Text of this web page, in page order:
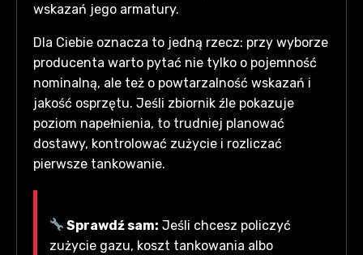
wskazań jego armatury.
Dla Ciebie oznacza to jedną rzecz: przy wyborze
producenta warto pytać nie tylko o pojemność
nominalną, ale też o powtarzalność wskazań i
jakość osprzętu. Jeśli zbiornik źle pokazuje
poziom napełnienia, to trudniej planować
dostawy, kontrolować zużycie i rozliczać
pierwsze tankowanie.
Sprawdź sam: Jeśli chcesz policzyć
zużycie gazu, koszt tankowania albo